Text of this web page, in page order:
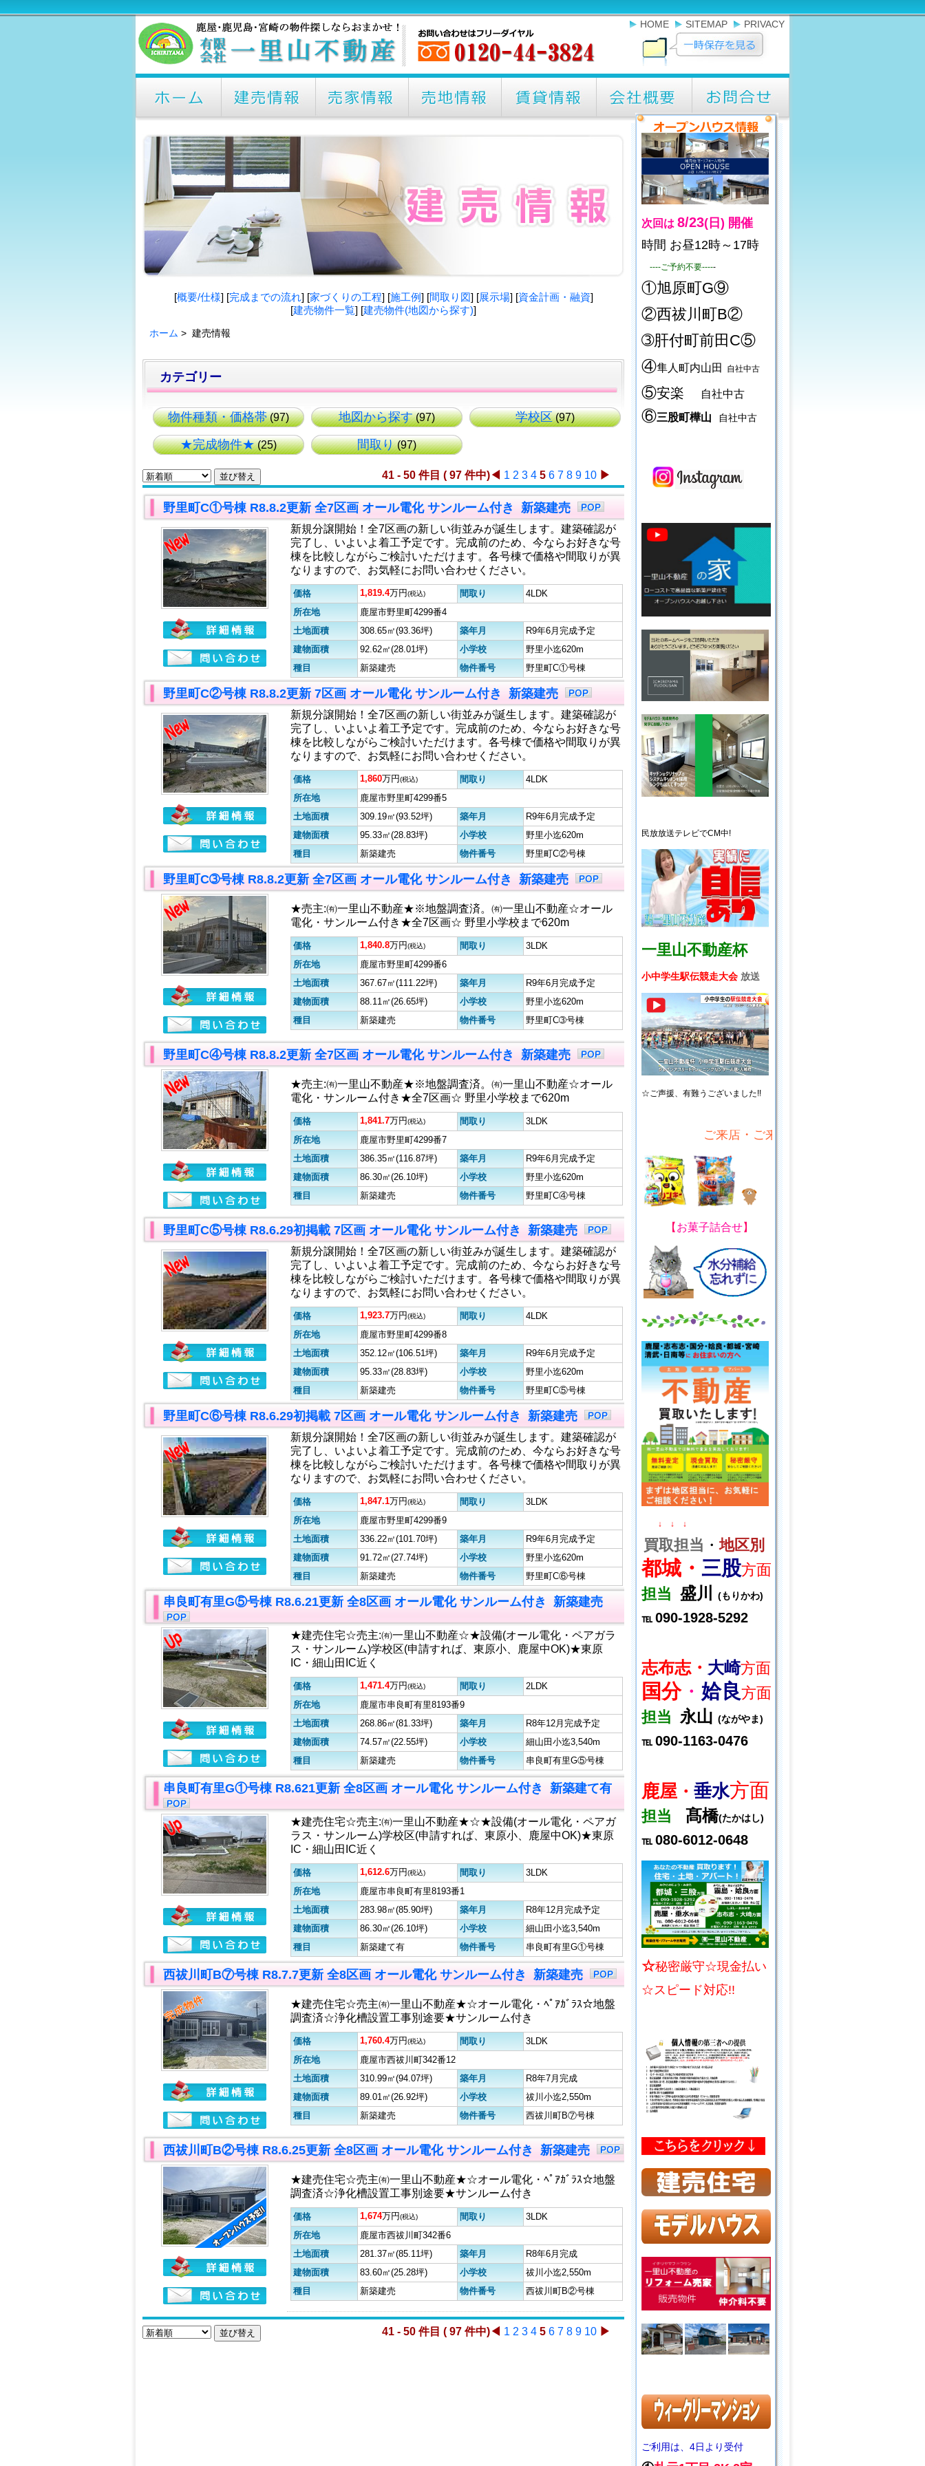
HOME SITEMAP PRIVACY
[概要/仕様] [完成までの流れ] [家づくりの工程] [施工例] [間取り図] [展示場] [資金計画・融資]
[建売物件一覧] [建売物件(地図から探す)]
ホーム > 建売情報
カテゴリー
物件種類・価格帯(97) 地図から探す(97) 学校区(97)
★完成物件★(25) 間取り(97)
41 - 50 件目 ( 97 件中)◀ 1 2 3 4 5 6 7 8 9 10 ▶
野里町C①号棟 R8.8.2更新 全7区画 オール電化 サンルーム付き 新築建売
新規分譲開始！全7区画の新しい街並みが誕生します。建築確認が
完了し、いよいよ着工予定です。完成前のため、今ならお好きな号
棟を比較しながらご検討いただけます。各号棟で価格や間取りが異
なりますので、お気軽にお問い合わせください。
価格 1,819.4万円(税込) 間取り
4LDK
所在地
鹿屋市野里町4299番4
土地面積
308.65㎡(93.36坪) 築年月
R9年6月完成予定
建物面積
92.62㎡(28.01坪) 小学校
野里小迄620m
種目
新築建売 物件番号 野里町C①号棟
野里町C②号棟 R8.8.2更新 7区画 オール電化 サンルーム付き 新築建売
新規分譲開始！全7区画の新しい街並みが誕生します。建築確認が
完了し、いよいよ着工予定です。完成前のため、今ならお好きな号
棟を比較しながらご検討いただけます。各号棟で価格や間取りが異
なりますので、お気軽にお問い合わせください。
価格 1,860万円(税込) 間取り
4LDK
所在地
鹿屋市野里町4299番5
土地面積
309.19㎡(93.52坪) 築年月
R9年6月完成予定
建物面積
95.33㎡(28.83坪) 小学校
野里小迄620m
種目
新築建売 物件番号 野里町C②号棟
野里町C➂号棟 R8.8.2更新 全7区画 オール電化 サンルーム付き 新築建売
★売主:㈲一里山不動産★※地盤調査済。㈲一里山不動産☆オール
電化・サンルーム付き★全7区画☆ 野里小学校まで620m
価格 1,840.8万円(税込) 間取り
3LDK
所在地
鹿屋市野里町4299番6
土地面積
367.67㎡(111.22坪) 築年月
R9年6月完成予定
建物面積
88.11㎡(26.65坪) 小学校
野里小迄620m
種目
新築建売 物件番号 野里町C➂号棟
野里町C④号棟 R8.8.2更新 全7区画 オール電化 サンルーム付き 新築建売
★売主:㈲一里山不動産★※地盤調査済。㈲一里山不動産☆オール
電化・サンルーム付き★全7区画☆ 野里小学校まで620m
価格 1,841.7万円(税込) 間取り
3LDK
所在地
鹿屋市野里町4299番7
土地面積
386.35㎡(116.87坪) 築年月
R9年6月完成予定
建物面積
86.30㎡(26.10坪) 小学校
野里小迄620m
種目
新築建売 物件番号 野里町C④号棟
野里町C⑤号棟 R8.6.29初掲載 7区画 オール電化 サンルーム付き 新築建売
新規分譲開始！全7区画の新しい街並みが誕生します。建築確認が
完了し、いよいよ着工予定です。完成前のため、今ならお好きな号
棟を比較しながらご検討いただけます。各号棟で価格や間取りが異
なりますので、お気軽にお問い合わせください。
価格 1,923.7万円(税込) 間取り
4LDK
所在地
鹿屋市野里町4299番8
土地面積
352.12㎡(106.51坪) 築年月
R9年6月完成予定
建物面積
95.33㎡(28.83坪) 小学校
野里小迄620m
種目
新築建売 物件番号 野里町C⑤号棟
野里町C⑥号棟 R8.6.29初掲載 7区画 オール電化 サンルーム付き 新築建売
新規分譲開始！全7区画の新しい街並みが誕生します。建築確認が
完了し、いよいよ着工予定です。完成前のため、今ならお好きな号
棟を比較しながらご検討いただけます。各号棟で価格や間取りが異
なりますので、お気軽にお問い合わせください。
価格 1,847.1万円(税込) 間取り
3LDK
所在地
鹿屋市野里町4299番9
土地面積
336.22㎡(101.70坪) 築年月
R9年6月完成予定
建物面積
91.72㎡(27.74坪) 小学校
野里小迄620m
種目
新築建売 物件番号 野里町C⑥号棟
串良町有里G⑤号棟 R8.6.21更新 全8区画 オール電化 サンルーム付き 新築建売
★建売住宅☆売主:㈲一里山不動産☆★設備(オール電化・ペアガラ
ス・サンルーム)学校区(申請すれば、東原小、鹿屋中OK)★東原
IC・細山田IC近く
価格 1,471.4万円(税込) 間取り
2LDK
所在地
鹿屋市串良町有里8193番9
土地面積
268.86㎡(81.33坪) 築年月
R8年12月完成予定
建物面積
74.57㎡(22.55坪) 小学校
細山田小迄3,540m
種目
新築建売 物件番号 串良町有里G⑤号棟
串良町有里G①号棟 R8.621更新 全8区画 オール電化 サンルーム付き 新築建て有
★建売住宅☆売主:㈲一里山不動産★☆★設備(オール電化・ペアガ
ラス・サンルーム)学校区(申請すれば、東原小、鹿屋中OK)★東原
IC・細山田IC近く
価格 1,612.6万円(税込) 間取り
3LDK
所在地
鹿屋市串良町有里8193番1
土地面積
283.98㎡(85.90坪) 築年月
R8年12月完成予定
建物面積
86.30㎡(26.10坪) 小学校
細山田小迄3,540m
種目
新築建て有 物件番号 串良町有里G①号棟
西祓川町B⑦号棟 R8.7.7更新 全8区画 オール電化 サンルーム付き 新築建売
★建売住宅☆売主㈲一里山不動産★☆オール電化・ﾍﾟｱｶﾞﾗｽ☆地盤
調査済☆浄化槽設置工事別途要★サンルーム付き
価格 1,760.4万円(税込) 間取り
3LDK
所在地
鹿屋市西祓川町342番12
土地面積
310.99㎡(94.07坪) 築年月
R8年7月完成
建物面積
89.01㎡(26.92坪) 小学校
祓川小迄2,550m
種目
新築建売 物件番号 西祓川町B⑦号棟
西祓川町B②号棟 R8.6.25更新 全8区画 オール電化 サンルーム付き 新築建売
★建売住宅☆売主㈲一里山不動産★☆オール電化・ﾍﾟｱｶﾞﾗｽ☆地盤
調査済☆浄化槽設置工事別途要★サンルーム付き
価格 1,674万円(税込) 間取り
3LDK
所在地
鹿屋市西祓川町342番6
土地面積
281.37㎡(85.11坪) 築年月
R8年6月完成
建物面積
83.60㎡(25.28坪) 小学校
祓川小迄2,550m
種目
新築建売 物件番号 西祓川町B②号棟
41 - 50 件目 ( 97 件中)◀ 1 2 3 4 5 6 7 8 9 10 ▶
次回は 8/23(日) 開催
時間 お昼12時～17時
----ご予約不要-----
①旭原町G⑨
②西祓川町B②
➂肝付町前田C⑤
④隼人町内山田 自社中古
⑤安楽 自社中古
⑥三股町樺山 自社中古
民放放送テレビでCM中!
一里山不動産杯
小中学生駅伝競走大会 放送
☆ご声援、 有難うございました!!
ご来店・ご来場プレゼント!
【 お菓子詰合せ】
↓ ↓ ↓
買取担当 ・地区別
都城・ 三股方面
担当 盛川 (もりかわ)
℡ 090-1928-5292
志布志・ 大崎方面
国分・ 姶良方面
担当 永山 (ながやま)
℡ 090-1163-0476
鹿屋 ・ 垂水方面
担当 髙橋(たかはし)
℡ 080-6012-0648
☆秘密厳守☆現金払い
☆スピード対応!!
ご利用は、4日より受付